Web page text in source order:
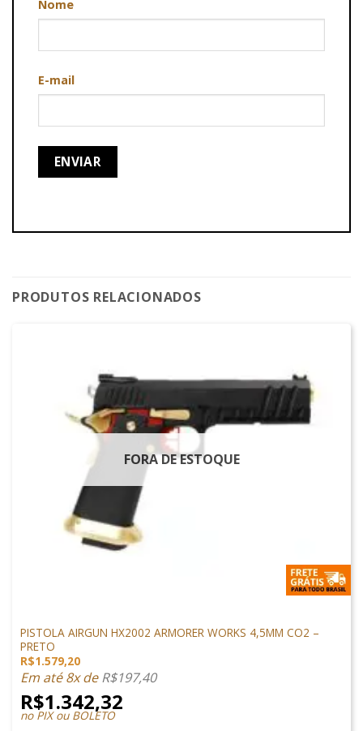
Nome
E-mail
PRODUTOS RELACIONADOS
FORA DE ESTOQUE
PISTOLA AIRGUN HX2002 ARMORER WORKS 4,5MM CO2 –
PRETO
R$1.579,20
Em até 8x deR$197,40
R$1.342,32
no PIX ou BOLETO